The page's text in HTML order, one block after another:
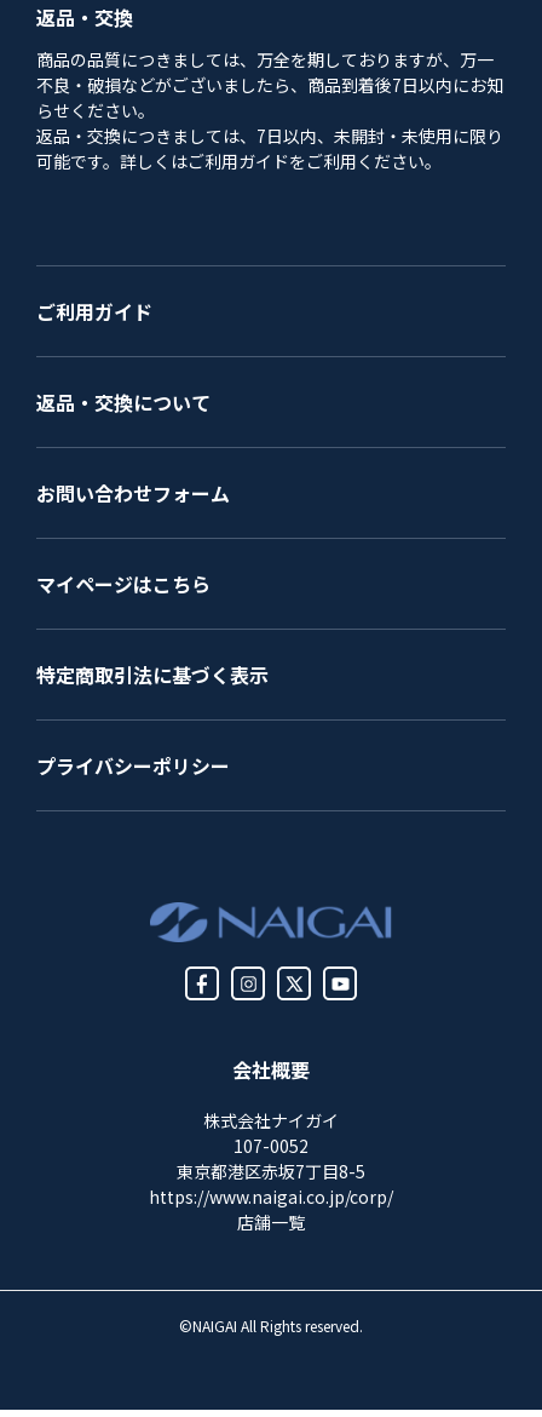
会社概要
株式会社ナイガイ
107-0052
東京都港区赤坂7丁目8-5
https://www.naigai.co.jp/corp/
店舗一覧
返品・交換
商品の品質につきましては、万全を期しておりますが、万一
不良・破損などがございましたら、商品到着後7日以内にお知
らせください。
返品・交換につきましては、7日以内、未開封・未使用に限り
可能です。詳しくはご利用ガイドをご利用ください。
ご利用ガイド
返品・交換について
お問い合わせフォーム
マイページはこちら
特定商取引法に基づく表示
プライバシーポリシー
©NAIGAI All Rights reserved.